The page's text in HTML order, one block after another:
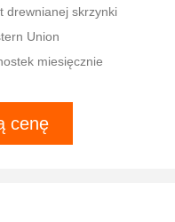
drewnianej skrzynki
Union
miesięcznie
cenę